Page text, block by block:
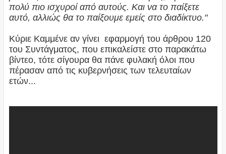
πολύ πιο ισχυροί από αυτούς. Και να το παίξετε
αυτό, αλλιώς θα το παίξουμε εμείς στο διαδίκτυο."
Κύριε Καμμένε αν γίνει εφαρμογή του άρθρου 120
του Συντάγματος, που επικαλείστε στο παρακάτω
βίντεο, τότε σίγουρα θα πάνε φυλακή όλοι που
πέρασαν από τις κυβερνήσεις των τελευταίων
ετών...